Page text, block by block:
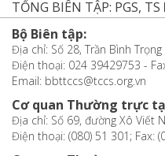
TỔNG BIÊN TẬP: PGS, TS
Bộ Biên tập:
Địa chỉ: Số 28, Trần Bình
Điện thoại: 024 39429753 -
Email: bbttccs@tccs.org.vn
Cơ quan Thường trực
Địa chỉ: Số 69, đường Xô Viết
Điện thoại: (080) 51 301; Fax: